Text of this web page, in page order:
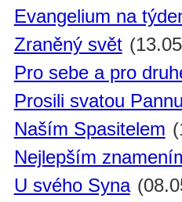
Evangelium na
Zraněný svět
Pro sebe a pro
Prosili svatou Pannu
Naším Spasitelem
Nejlepším
U svého Syna